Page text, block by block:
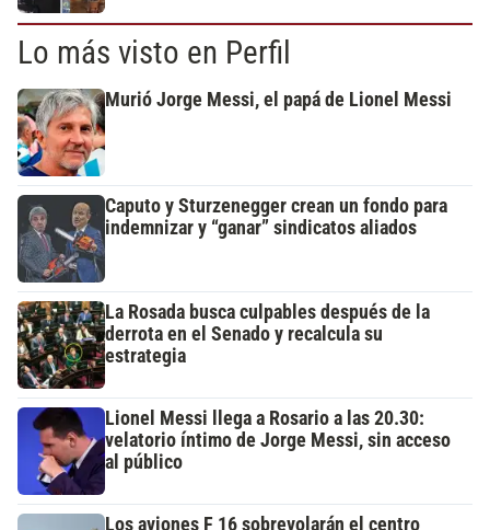
Lo más visto en Perfil
Murió Jorge Messi, el papá de Lionel Messi
Caputo y Sturzenegger crean un fondo para
indemnizar y “ganar” sindicatos aliados
La Rosada busca culpables después de la
derrota en el Senado y recalcula su
estrategia
Lionel Messi llega a Rosario a las 20.30:
velatorio íntimo de Jorge Messi, sin acceso
al público
Los aviones F 16 sobrevolarán el centro